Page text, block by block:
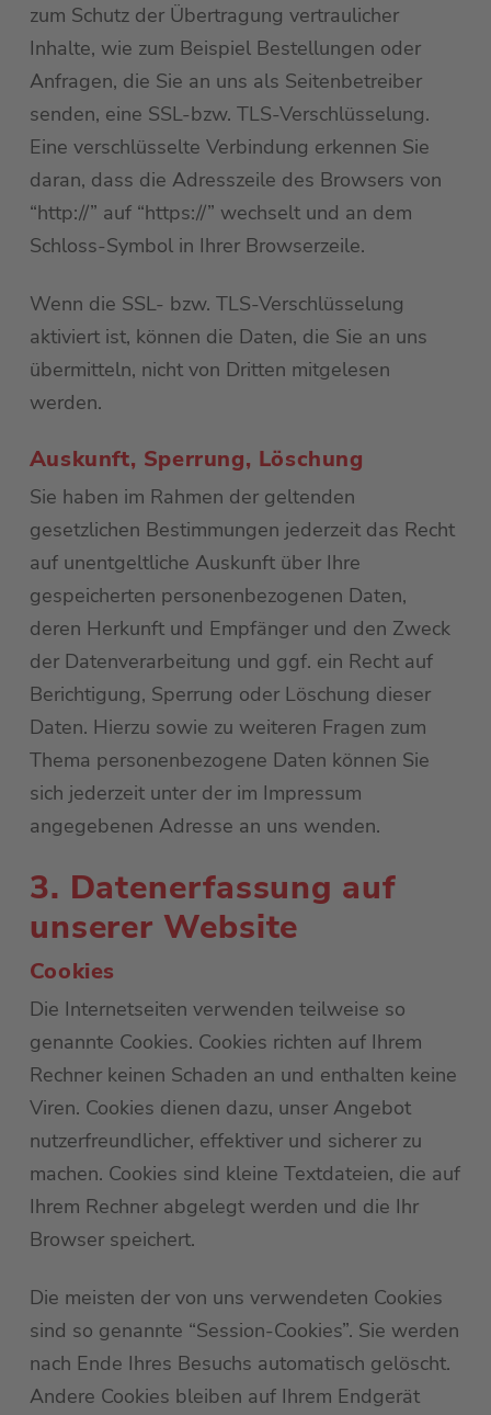
zum Schutz der Übertragung vertraulicher
Inhalte, wie zum Beispiel Bestellungen oder
Anfragen, die Sie an uns als Seitenbetreiber
senden, eine SSL-bzw. TLS-Verschlüsselung.
Eine verschlüsselte Verbindung erkennen Sie
daran, dass die Adresszeile des Browsers von
“http://” auf “https://” wechselt und an dem
Schloss-Symbol in Ihrer Browserzeile.
Wenn die SSL- bzw. TLS-Verschlüsselung
aktiviert ist, können die Daten, die Sie an uns
übermitteln, nicht von Dritten mitgelesen
werden.
Auskunft, Sperrung, Löschung
Sie haben im Rahmen der geltenden
gesetzlichen Bestimmungen jederzeit das Recht
auf unentgeltliche Auskunft über Ihre
gespeicherten personenbezogenen Daten,
deren Herkunft und Empfänger und den Zweck
der Datenverarbeitung und ggf. ein Recht auf
Berichtigung, Sperrung oder Löschung dieser
Daten. Hierzu sowie zu weiteren Fragen zum
Thema personenbezogene Daten können Sie
sich jederzeit unter der im Impressum
angegebenen Adresse an uns wenden.
3. Datenerfassung auf
unserer Website
Cookies
Die Internetseiten verwenden teilweise so
genannte Cookies. Cookies richten auf Ihrem
Rechner keinen Schaden an und enthalten keine
Viren. Cookies dienen dazu, unser Angebot
nutzerfreundlicher, effektiver und sicherer zu
machen. Cookies sind kleine Textdateien, die auf
Ihrem Rechner abgelegt werden und die Ihr
Browser speichert.
Die meisten der von uns verwendeten Cookies
sind so genannte “Session-Cookies”. Sie werden
nach Ende Ihres Besuchs automatisch gelöscht.
Andere Cookies bleiben auf Ihrem Endgerät